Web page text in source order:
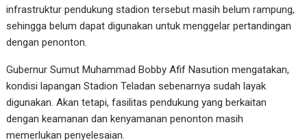
infrastruktur pendukung stadion tersebut masih belum rampung,
sehingga belum dapat digunakan untuk menggelar pertandingan
dengan penonton.
Gubernur Sumut Muhammad Bobby Afif Nasution mengatakan,
kondisi lapangan Stadion Teladan sebenarnya sudah layak
digunakan. Akan tetapi, fasilitas pendukung yang berkaitan
dengan keamanan dan kenyamanan penonton masih
memerlukan penyelesaian.